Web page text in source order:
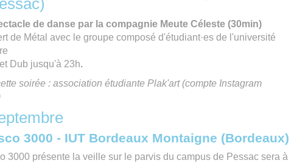
de danse par la compagnie Meute Céleste (30min)
de Métal avec le groupe composé d'étudiant·es de l'université
Dub jusqu'à 23h.
soirée : association étudiante Plak'art (compte Instagram
3000 - IUT Bordeaux Montaigne (Bordeaux)
3000 présente la veille sur le parvis du campus de Pessac sera à